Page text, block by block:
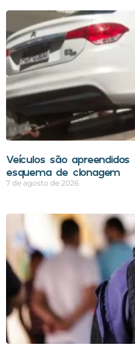
Veículos são
esquema de clonagem
7 de agosto de 2026